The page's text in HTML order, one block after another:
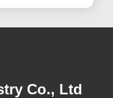
Co., Ltd